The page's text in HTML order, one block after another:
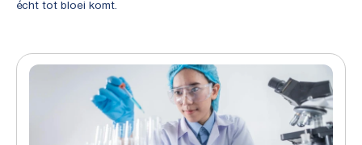
écht tot bloei komt.